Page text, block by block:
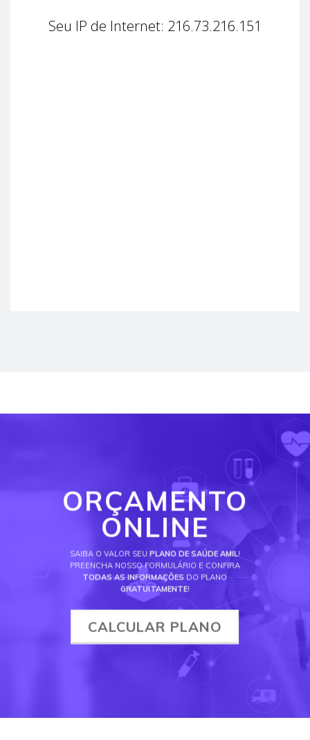
ORÇAMENTO
ONLINE
SAIBA O VALOR SEU PLANO DE SAÚDE AMIL!
PREENCHA NOSSO FORMULÁRIO E CONFIRA
TODAS AS INFORMAÇÕES DO PLANO
GRATUITAMENTE!
CALCULAR PLANO